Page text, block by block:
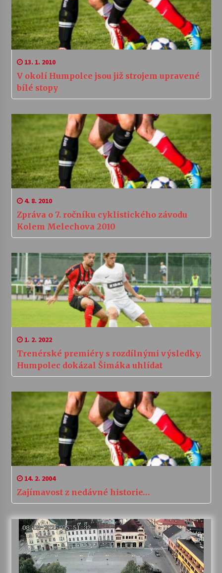
13. 1. 2010
V okolí Humpolce jsou již strojem upravené
bílé stopy
4. 8. 2010
Zpráva o 7. ročníku cyklistického závodu
Kolem Melechova 2010
1. 2. 2022
Trenérské premiéry s rozdílnými výsledky.
Humpolec dokázal Šimáka uhlídat
14. 2. 2004
Zajímavost z nedávné historie…